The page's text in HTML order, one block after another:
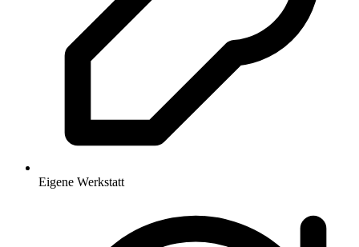
Eigene Werkstatt